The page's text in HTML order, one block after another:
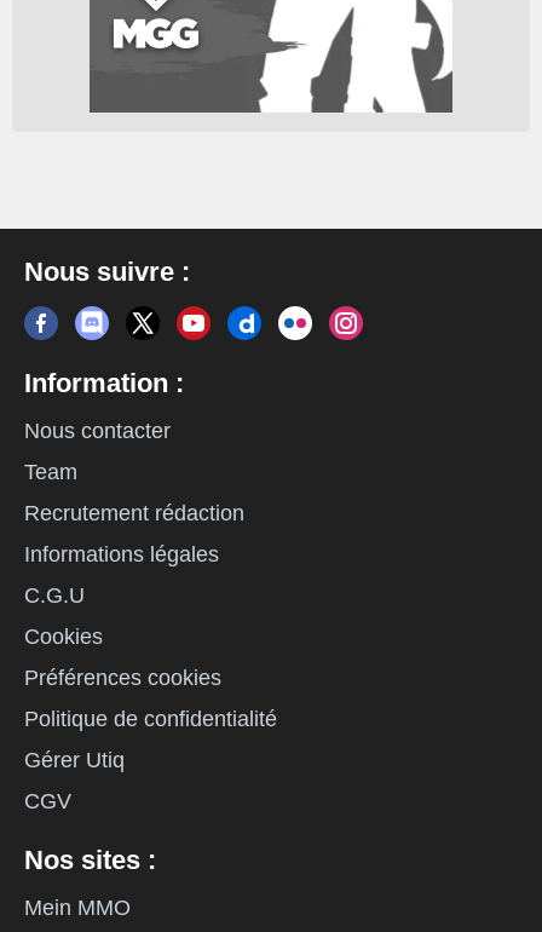
Nous suivre :
Information :
Nous contacter
Team
Recrutement rédaction
Informations légales
C.G.U
Cookies
Préférences cookies
Politique de confidentialité
Gérer Utiq
CGV
Nos sites :
Mein MMO